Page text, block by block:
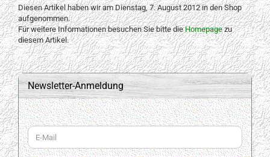
Diesen Artikel haben wir am Dienstag, 7. August 2012 in den Shop
aufgenommen.
Für weitere Informationen besuchen Sie bitte dieHomepagezu
diesem Artikel.
Newsletter-Anmeldung
WEITER
ZUR
NEWSLETTER-
E-
Mail